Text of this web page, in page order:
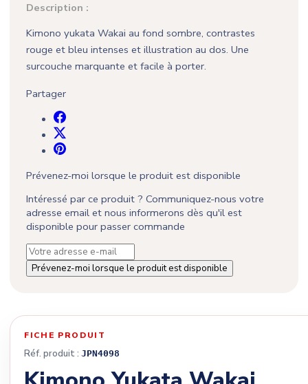
Description :
Kimono yukata Wakai au fond sombre, contrastes
rouge et bleu intenses et illustration au dos. Une
surcouche marquante et facile à porter.
Partager
Prévenez-moi lorsque le produit est disponible
Intéressé par ce produit ? Communiquez-nous votre
adresse email et nous informerons dès qu'il est
disponible pour passer commande
Prévenez-moi lorsque le produit est disponible
FICHE PRODUIT
Réf. produit : JPN4098